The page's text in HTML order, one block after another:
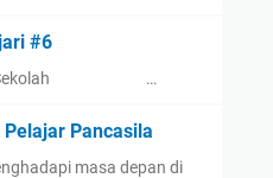
#6
Jari Sekolah …
Pancasila
masa depan di